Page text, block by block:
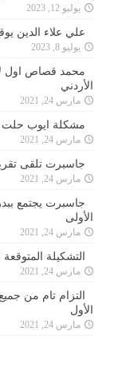
يوليو 12, 2023
علي علاء الدين
يوليو 8, 2023
محمد قصاص اول
الأردني
مارس 24, 2021
مشكلة ايوب حلت
مارس 24, 2021
جاسبرت تلقى
مارس 24, 2021
جاسبرت يجتمع
الأولى
مارس 24, 2021
التشكيلة
مارس 24, 2021
التزام تام من
الأول
مارس 24, 2021